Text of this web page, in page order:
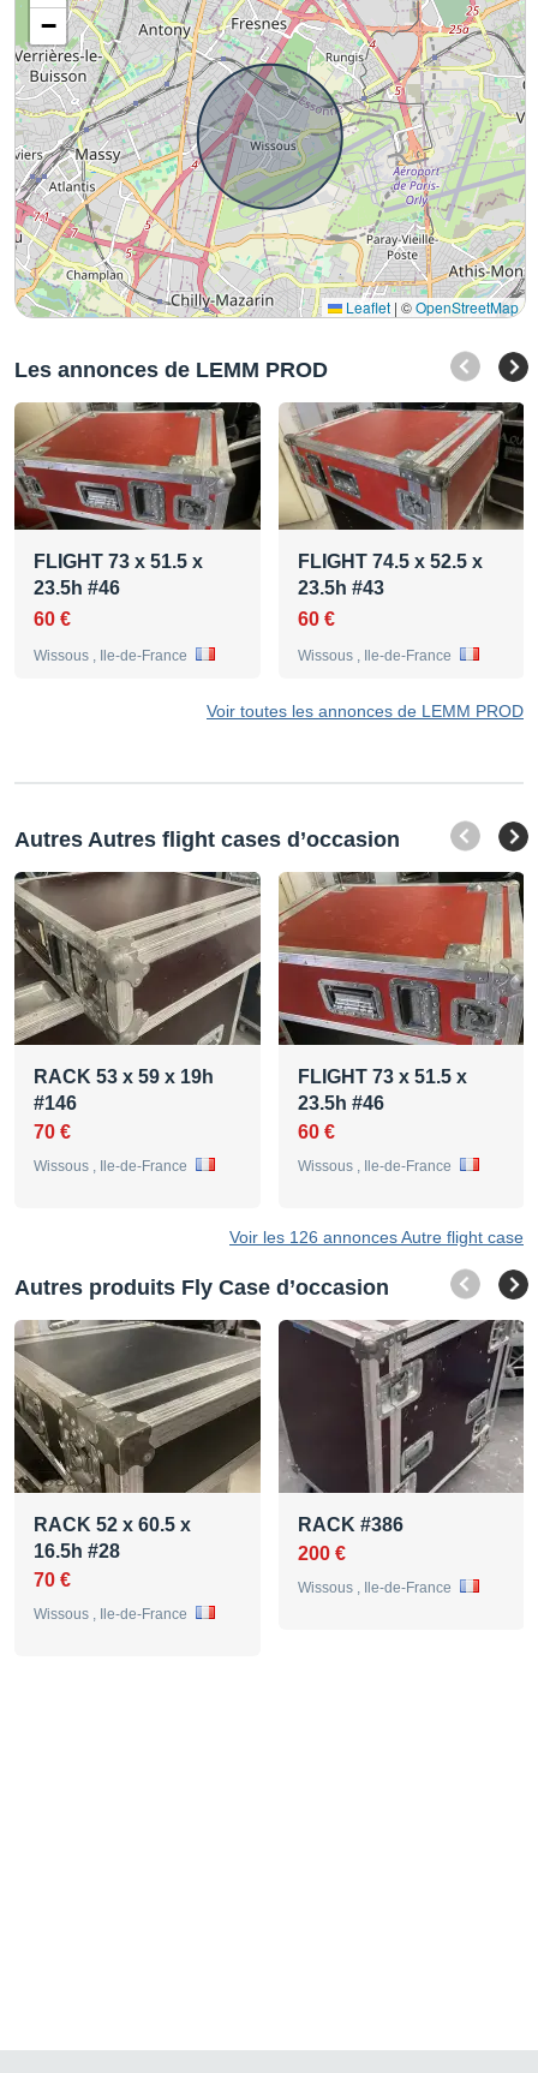
−
Leaflet | ©OpenStreetMap
Les annonces de LEMM PROD
FLIGHT 73 x 51.5 x
23.5h #46
60 €
Wissous , Ile-de-France
FLIGHT 74.5 x 52.5 x
23.5h #43
60 €
Wissous , Ile-de-France
Voir toutes les annonces de LEMM PROD
Autres Autres flight cases d’occasion
RACK 53 x 59 x 19h
#146
70 €
Wissous , Ile-de-France
FLIGHT 73 x 51.5 x
23.5h #46
60 €
Wissous , Ile-de-France
Voir les 126 annonces Autre flight case
Autres produits Fly Case d’occasion
RACK 52 x 60.5 x
16.5h #28
70 €
Wissous , Ile-de-France
RACK #386
200 €
Wissous , Ile-de-France